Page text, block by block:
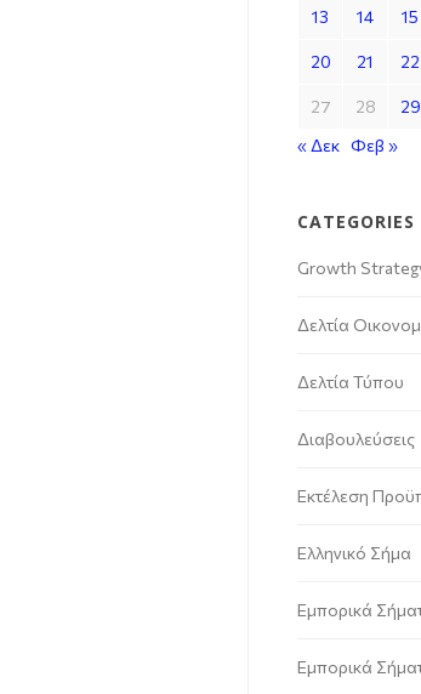
13 14 15
20 21 22
27 28 29
« Δεκ Φεβ »
CATEGORIES
Growth
Δελτία
Δελτία Τύπου
Διαβουλεύσεις
Εκτέλεση
Ελληνικό Σήμα
Εμπορικά
Εμπορικά